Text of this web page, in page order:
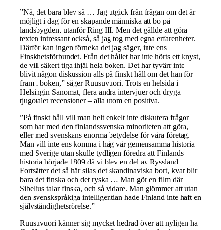
”Nä, det bara blev så … Jag utgick från frågan om det är
möjligt i dag för en skapande människa att bo på
landsbygden, utanför Ring III. Men det gällde att göra
texten intressant också, så jag tog med egna erfarenheter.
Därför kan ingen förneka det jag säger, inte ens
Finskhetsförbundet. Från det hållet har inte hörts ett knyst,
de vill säkert tiga ihjäl hela boken. Det har tyvärr inte
blivit någon diskussion alls på finskt håll om det han för
fram i boken,” säger Ruusuvuori. Trots en helsida i
Helsingin Sanomat, flera andra intervjuer och dryga
tjugotalet recensioner – alla utom en positiva.
”På finskt håll vill man helt enkelt inte diskutera frågor
som har med den finlandssvenska minoriteten att göra,
eller med svenskans enorma betydelse för våra företag.
Man vill inte ens komma i håg vår gemensamma historia
med Sverige utan skulle tydligen föredra att Finlands
historia började 1809 då vi blev en del av Ryssland.
Fortsätter det så här silas det skandinaviska bort, kvar blir
bara det finska och det ryska … Man gör en film där
Sibelius talar finska, och så vidare. Man glömmer att utan
den svenskspråkiga intelligentian hade Finland inte haft en
självständighetsrörelse.”
Ruusuvuori känner sig mycket hedrad över att nyligen ha